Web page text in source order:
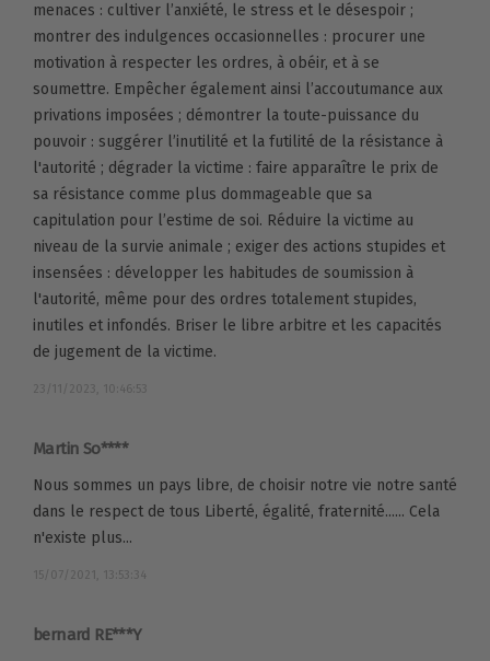
menaces : cultiver l’anxiété, le stress et le désespoir ;
montrer des indulgences occasionnelles : procurer une
motivation à respecter les ordres, à obéir, et à se
soumettre. Empêcher également ainsi l’accoutumance aux
privations imposées ; démontrer la toute-puissance du
pouvoir : suggérer l’inutilité et la futilité de la résistance à
l'autorité ; dégrader la victime : faire apparaître le prix de
sa résistance comme plus dommageable que sa
capitulation pour l’estime de soi. Réduire la victime au
niveau de la survie animale ; exiger des actions stupides et
insensées : développer les habitudes de soumission à
l'autorité, même pour des ordres totalement stupides,
inutiles et infondés. Briser le libre arbitre et les capacités
de jugement de la victime.
23/11/2023, 10:46:53
Martin So****
Nous sommes un pays libre, de choisir notre vie notre santé
dans le respect de tous Liberté, égalité, fraternité...... Cela
n'existe plus...
15/07/2021, 13:53:34
bernard RE***Y